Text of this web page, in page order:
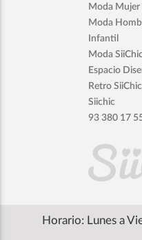
Moda Mujer
Moda
Infantil
Moda SiiChic
Espacio
Retro SiiChic
Siichic
93 380 17
Horario: Lunes a